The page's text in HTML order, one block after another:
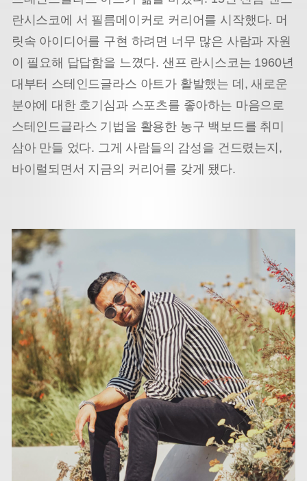
란시스코에 서 필름메이커로 커리어를 시작했다. 머
릿속 아이디어를 구현 하려면 너무 많은 사람과 자원
이 필요해 답답함을 느꼈다. 샌프 란시스코는 1960년
대부터 스테인드글라스 아트가 활발했는 데, 새로운
분야에 대한 호기심과 스포츠를 좋아하는 마음으로
스테인드글라스 기법을 활용한 농구 백보드를 취미
삼아 만들 었다. 그게 사람들의 감성을 건드렸는지,
바이럴되면서 지금의 커리어를 갖게 됐다.